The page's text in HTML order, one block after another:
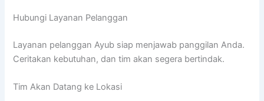
Hubungi Layanan Pelanggan
Layanan pelanggan Ayub siap menjawab panggilan Anda.
Ceritakan kebutuhan, dan tim akan segera bertindak.
Tim Akan Datang ke Lokasi